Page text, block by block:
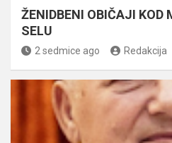
ŽENIDBENI OBIČAJI KOD
SELU
2 sedmice ago Redakcija